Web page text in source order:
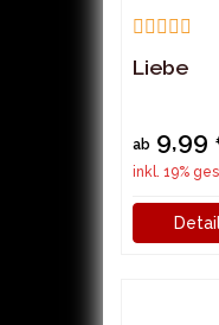
Liebe
ab 9,99
inkl. 19%